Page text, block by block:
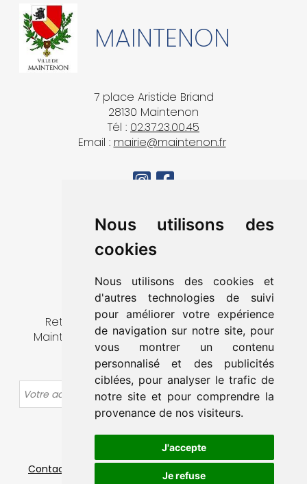
Nous utilisons des
cookies
Nous utilisons des cookies et
d'autres technologies de suivi
pour améliorer votre expérience
de navigation sur notre site, pour
vous montrer un contenu
personnalisé et des publicités
ciblées, pour analyser le trafic de
notre site et pour comprendre la
provenance de nos visiteurs.
J'accepte
Je refuse
MAINTENON
7 place Aristide Briand
28130 Maintenon
Tél : 02.37.23.00.45
Email : mairie@maintenon.fr
MA VILLE
VIVRE À MAINTENON
DÉCOUVRIR & SORTIR
CONTACT
Retrouvez toute l’actualité de la ville de
Maintenon en vous abonnant à notre lettre
d’information.
OK
Contact - Plan du site